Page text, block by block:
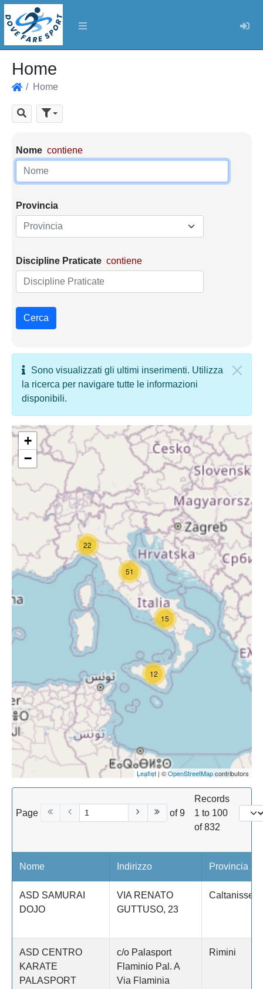
Home
Home
CercaParametri di ricerca
Nome contiene
Provincia
Provincia
Discipline Praticate contiene
Cerca
Sono visualizzati gli ultimi inserimenti. Utilizza
la ricerca per navigare tutte le informazioni
disponibili.
15
12
22
51
+
−
Leaflet| ©OpenStreetMapcontributors
Page of 9
Records
1 to 100
of 832
Nome Indirizzo Provincia
ASD SAMURAI
DOJO
VIA RENATO
GUTTUSO, 23
Caltanissetta
ASD CENTRO
KARATE
PALASPORT
c/o Palasport
Flaminio Pal. A
Via Flaminia
Rimini